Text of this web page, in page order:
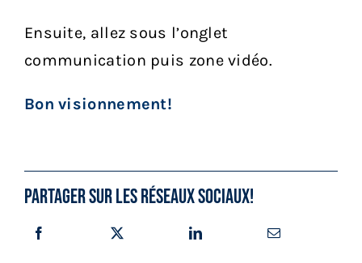
Ensuite, allez sous l’onglet
communication puis zone vidéo.
Bon visionnement!
Partager sur les réseaux sociaux!